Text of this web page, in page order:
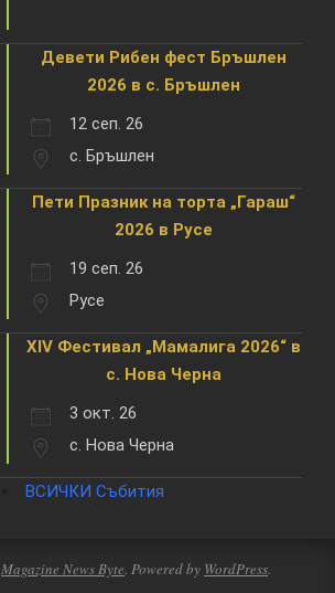
Девети Рибен фест Бръшлен
2026 в с. Бръшлен
12 сеп. 26
с. Бръшлен
Пети Празник на торта „Гараш“
2026 в Русе
19 сеп. 26
Русе
XIV Фестивал „Мамалига 2026“ в
с. Нова Черна
3 окт. 26
с. Нова Черна
ВСИЧКИ Събития
Magazine News Byte. Powered by WordPress.